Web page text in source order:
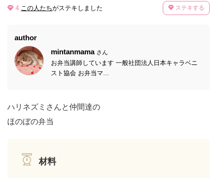
4 この人たちがステキしました ステキする
author
mintanmama さん
お弁当講師しています 一般社団法人日本キャラベニ
スト協会 お弁当マ...
ハリネズミさんと仲間達の
ほのぼの弁当
材料